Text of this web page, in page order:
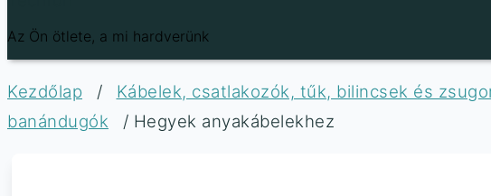
Az Ön ötlete, a mi hardverünk
Kezdőlap / Kábelek, csatlakozók, tűk, bilincsek és
banándugók
/ Hegyek anyakábelekhez